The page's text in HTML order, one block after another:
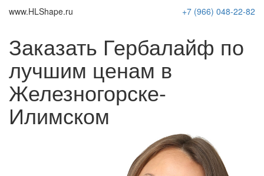
www.HLShape.ru +7 (966) 048-22-82
Заказать Гербалайф по
лучшим ценам в
Железногорске-
Илимском